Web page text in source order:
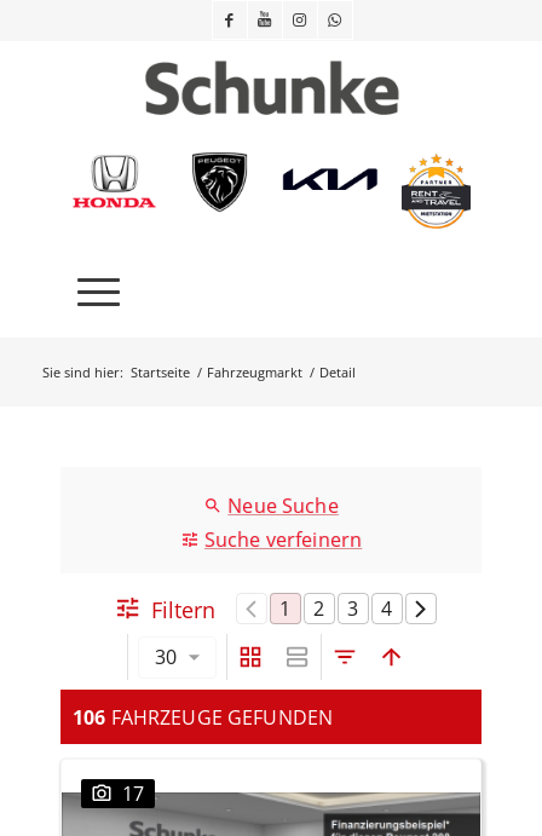
Sie sind hier: Startseite / Fahrzeugmarkt / Detail
Neue Suche
Suche verfeinern
Filtern 1 2 3
4
30
106 FAHRZEUGE GEFUNDEN
17